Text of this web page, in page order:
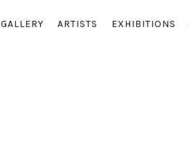
GALLERY ARTISTS EXHIBITIONS